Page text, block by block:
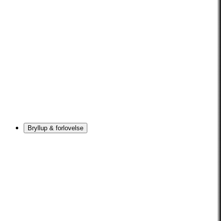
Bryllup & forlovelse